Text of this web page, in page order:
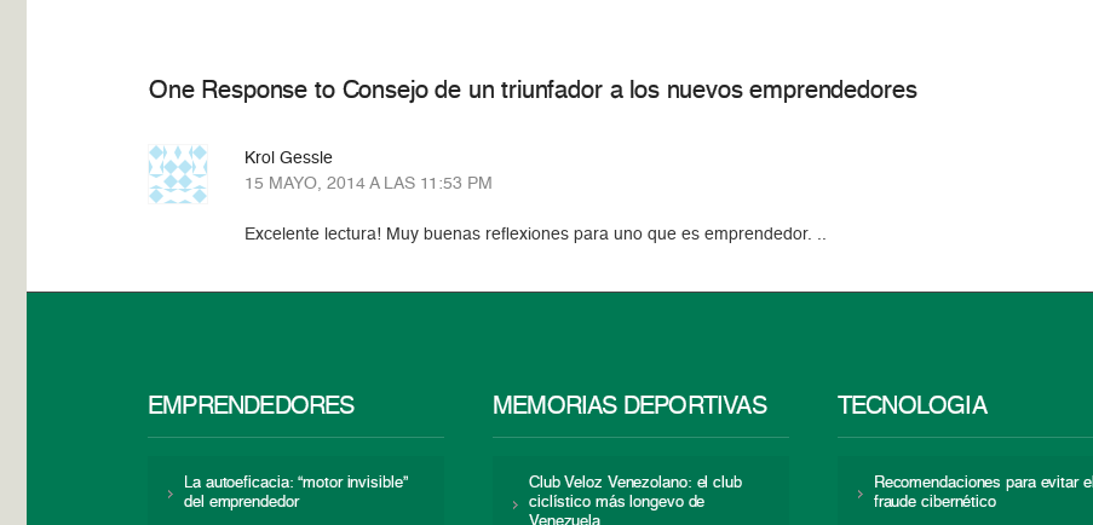
One Response to Consejo de un triunfador a los nuevos emprendedores
Krol Gessle
15 MAYO, 2014 A LAS 11:53 PM
Excelente lectura! Muy buenas reflexiones para uno que es emprendedor. ..
EMPRENDEDORES
La autoeficacia: “motor invisible”
del emprendedor
MEMORIAS DEPORTIVAS
Club Veloz Venezolano: el club
ciclístico más longevo de
Venezuela
TECNOLOGÍA
Recomendaciones para evitar el
fraude cibernético